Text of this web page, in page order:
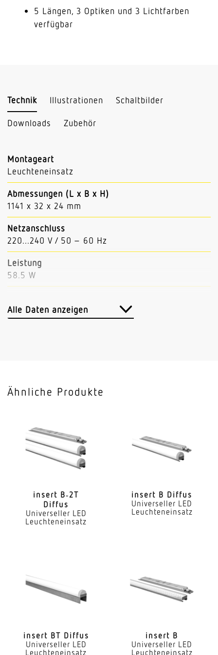
5 Längen, 3 Optiken und 3 Lichtfarben
verfügbar
Technik Illustrationen Schaltbilder
Downloads Zubehör
Montageart
Leuchteneinsatz
Abmessungen (L x B x H)
1141 x 32 x 24 mm
Netzanschluss
220...240 V / 50 – 60 Hz
Leistung
58.5 W
9284 lm
Dimmung DALI
Farbtemperatur
3000 K
Geeignet für Lichtbandkonfiguration
Leuchtmittel
Alle Daten anzeigen
Ähnliche Produkte
insert B‑2T
Diffus
Universeller LED
Leuchteneinsatz
insert B Diffus
Universeller LED
Leuchteneinsatz
insert BT Diffus
Universeller LED
Leuchteneinsatz
insert B
Universeller LED
Leuchteneinsatz